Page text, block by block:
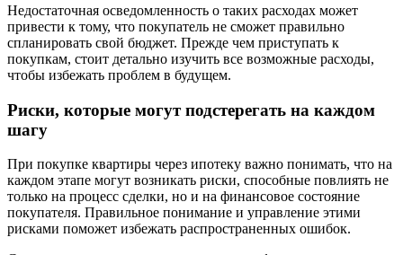
Недостаточная осведомленность о таких расходах может
привести к тому, что покупатель не сможет правильно
спланировать свой бюджет. Прежде чем приступать к
покупкам, стоит детально изучить все возможные расходы,
чтобы избежать проблем в будущем.
Риски, которые могут подстерегать на каждом
шагу
При покупке квартиры через ипотеку важно понимать, что на
каждом этапе могут возникать риски, способные повлиять не
только на процесс сделки, но и на финансовое состояние
покупателя. Правильное понимание и управление этими
рисками поможет избежать распространенных ошибок.